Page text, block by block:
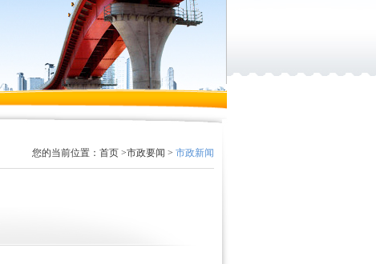
您的当前位置： 首页 >市政要闻 > 市政新闻